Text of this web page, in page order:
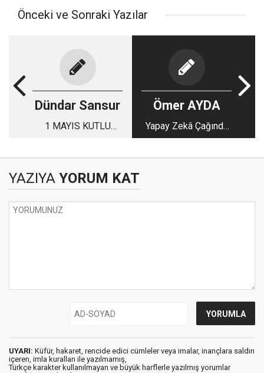
Önceki ve Sonraki Yazılar
Dündar Sansur
1 MAYIS KUTLU
Ömer AYDA
Yapay Zekâ Çağında
Gazetecilik Yapmak
YAZIYA YORUM KAT
UYARI: Küfür, hakaret, rencide edici cümleler veya imalar, inançlara saldırı
içeren, imla kuralları ile yazılmamış,
Türkçe karakter kullanılmayan ve büyük harflerle yazılmış yorumlar